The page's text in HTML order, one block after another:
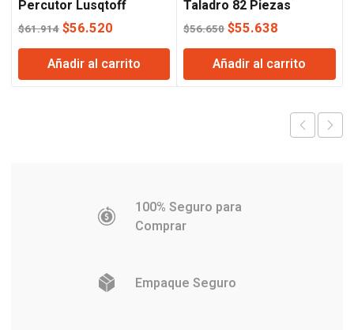
Percutor Lusqtoff
$61.914 El
precio
original
era:
$56.520
precio
actual
es:
Añadir al carrito
Taladro 82 Piezas
Lusqtoff
$56.650El
precio
original
era:
$55.638
precio
actual
es:
Añadir al carrito
100% Seguro para
Comprar
Empaque Seguro